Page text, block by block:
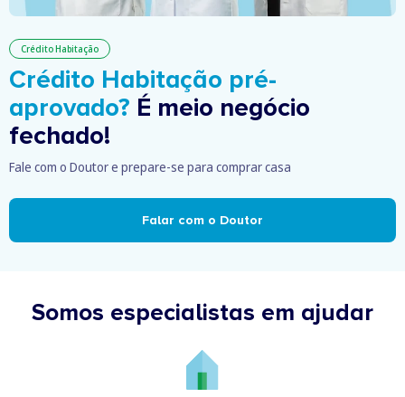
Crédito Habitação
Crédito Habitação pré-
aprovado? É meio negócio
fechado!
Fale com o Doutor e prepare-se para comprar casa
Falar com o Doutor
Somos especialistas em ajudar